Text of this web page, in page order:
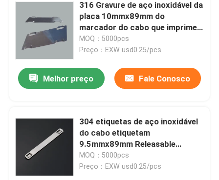
Produtos
Vídeos
Quem Somos
Controle de Qualidade
Fale Conosco
316 Gravure de aço inoxidável da
placa 10mmx89mm do
marcador do cabo que imprime a
impressão de laser
MOQ：5000pcs
Preço：EXW usd0.25/pcs
Melhor preço Fale Conosco
304 etiquetas de aço inoxidável
do cabo etiquetam
9.5mmx89mm Releasable
personalizados
MOQ：5000pcs
Preço：EXW usd0.25/pcs